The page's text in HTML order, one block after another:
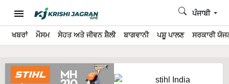
ਖਬਰਾਂ ਮੌਸਮ ਸੇਹਤ ਅਤੇ ਜੀਵਨ ਸ਼ੈਲੀ ਬਾਗਵਾਨੀ ਪਸ਼ੂ ਪਾਲਣ ਸਰਕਾਰੀ
ਪੰਜਾਬੀ